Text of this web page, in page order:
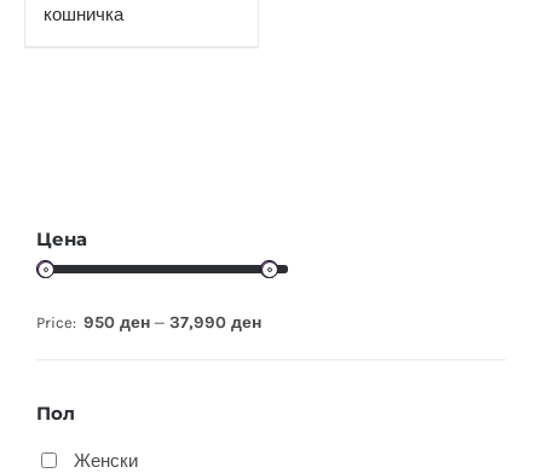
кошничка
Цена
Price: 950 ден — 37,990 ден
Пол
Женски